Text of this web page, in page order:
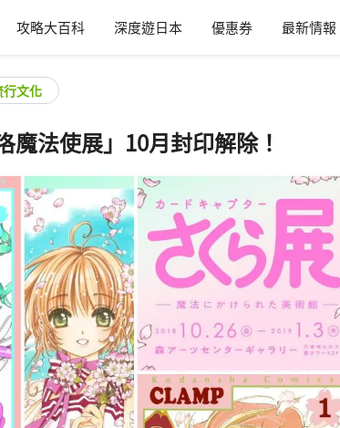
攻略大百科 深度遊日本 優惠券 最新情報
行文化
魔法使展」10月封印解除！